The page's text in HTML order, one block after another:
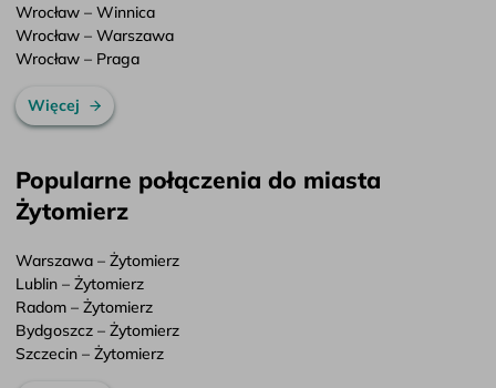
Wrocław – Winnica
Wrocław – Warszawa
Wrocław – Praga
Więcej
Popularne połączenia do miasta
Żytomierz
Warszawa – Żytomierz
Lublin – Żytomierz
Radom – Żytomierz
Bydgoszcz – Żytomierz
Szczecin – Żytomierz